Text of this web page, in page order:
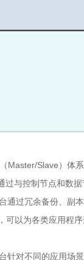
Master/Slave）体
过与控制节点和数
通过冗余备份、副
可以为各类应用程
针对不同的应用场